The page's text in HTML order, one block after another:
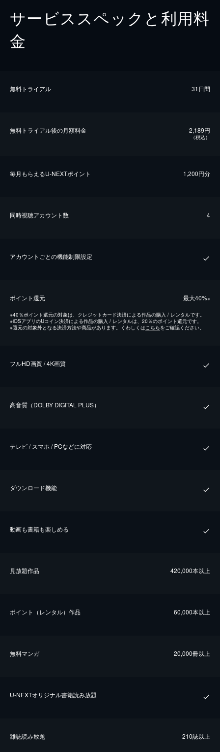
サービススペックと利用料
金
無料トライアル 31日間
無料トライアル後の⽉額料金 2,189円
（税込）
毎⽉もらえるU-NEXTポイント 1,200円分
同時視聴アカウント数 4
アカウントごとの機能制限設定
ポイント還元 最⼤40%※
※40％ポイント還元の対象は、クレジットカード決済による作品の購入 / レンタルです。
※iOSアプリのUコイン決済による作品の購入 / レンタルは、20％のポイント還元です。
※還元の対象外となる決済方法や商品があります。くわしくはこちらをご確認ください。
フルHD画質 / 4K画質
⾼⾳質（DOLBY DIGITAL PLUS）
テレビ / スマホ / PCなどに対応
ダウンロード機能
動画も書籍も楽しめる
⾒放題作品 420,000本以上
ポイント（レンタル）作品 60,000本以上
無料マンガ 20,000冊以上
U-NEXTオリジナル書籍読み放題
雑誌読み放題 210誌以上